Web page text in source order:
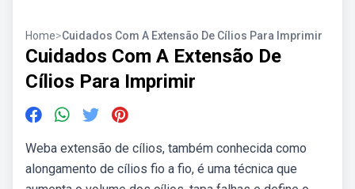
Home>Cuidados Com A Extensão De Cílios Para Imprimir
Cuidados Com A Extensão De
Cílios Para Imprimir
Weba extensão de cílios, também conhecida como
alongamento de cílios fio a fio, é uma técnica que